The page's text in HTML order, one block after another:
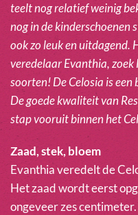
teelt nog relatief weinig
nog in de kinderschoenen
ook zo leuk en uitdagend.
veredelaar Evanthia, zoek
soorten! De Celosia is
De goede kwaliteit van
stap vooruit binnen het
Zaad, stek, bloem
Evanthia veredelt de
Het zaad wordt eerst
ongeveer zes